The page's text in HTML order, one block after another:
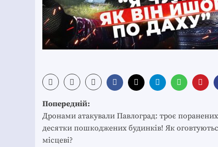
Post
navigation
Попередній:
Дронами атакували Павлоград: троє поранених
десятки пошкоджених будинків! Як
місцеві?